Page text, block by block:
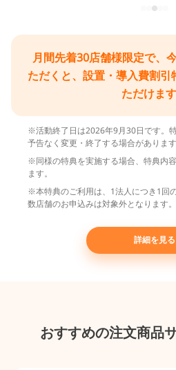
月間先着30店舗様限定で、
ただくと、設置・導入費割
ただけます
※活動終了日は2026年9月30日です。
予告なく変更・終了する場合があります
※同様の特典を実施する場合、特典内
ます。
※本特典のご利用は、1法人につき1回
数店舗のお申込みは対象外となります。
詳細を見る
おすすめの注文商品